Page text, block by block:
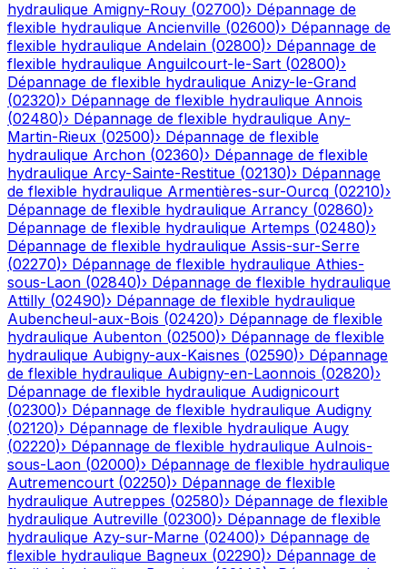
hydraulique Amigny-Rouy (02700)› Dépannage de
flexible hydraulique Ancienville (02600)› Dépannage de
flexible hydraulique Andelain (02800)› Dépannage de
flexible hydraulique Anguilcourt-le-Sart (02800)›
Dépannage de flexible hydraulique Anizy-le-Grand
(02320)› Dépannage de flexible hydraulique Annois
(02480)› Dépannage de flexible hydraulique Any-
Martin-Rieux (02500)› Dépannage de flexible
hydraulique Archon (02360)› Dépannage de flexible
hydraulique Arcy-Sainte-Restitue (02130)› Dépannage
de flexible hydraulique Armentières-sur-Ourcq (02210)›
Dépannage de flexible hydraulique Arrancy (02860)›
Dépannage de flexible hydraulique Artemps (02480)›
Dépannage de flexible hydraulique Assis-sur-Serre
(02270)› Dépannage de flexible hydraulique Athies-
sous-Laon (02840)› Dépannage de flexible hydraulique
Attilly (02490)› Dépannage de flexible hydraulique
Aubencheul-aux-Bois (02420)› Dépannage de flexible
hydraulique Aubenton (02500)› Dépannage de flexible
hydraulique Aubigny-aux-Kaisnes (02590)› Dépannage
de flexible hydraulique Aubigny-en-Laonnois (02820)›
Dépannage de flexible hydraulique Audignicourt
(02300)› Dépannage de flexible hydraulique Audigny
(02120)› Dépannage de flexible hydraulique Augy
(02220)› Dépannage de flexible hydraulique Aulnois-
sous-Laon (02000)› Dépannage de flexible hydraulique
Autremencourt (02250)› Dépannage de flexible
hydraulique Autreppes (02580)› Dépannage de flexible
hydraulique Autreville (02300)› Dépannage de flexible
hydraulique Azy-sur-Marne (02400)› Dépannage de
flexible hydraulique Bagneux (02290)› Dépannage de